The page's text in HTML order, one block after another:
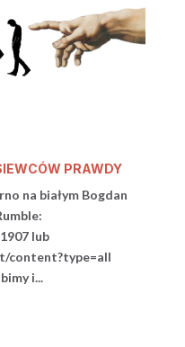
PRAWDY
na białym Bogdan
lub
content?type=all
i...